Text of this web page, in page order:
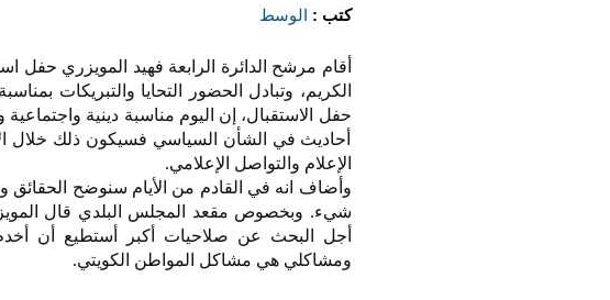
كتب : الوسط
أقام مرشح الدائرة الرابعة فهيد المويزري حفل
الكريم، وتبادل الحضور التحايا والتبريكات
حفل الاستقبال، إن اليوم مناسبة دينية
أحاديث في الشأن السياسي فسيكون ذلك خلال
الإعلام والتواصل الإعلامي.
وأضاف انه في القادم من الأيام سنوضح
شيء. وبخصوص مقعد المجلس البلدي قال
أجل البحث عن صلاحيات أكبر أستطيع أن
ومشاكلي هي مشاكل المواطن الكويتي.